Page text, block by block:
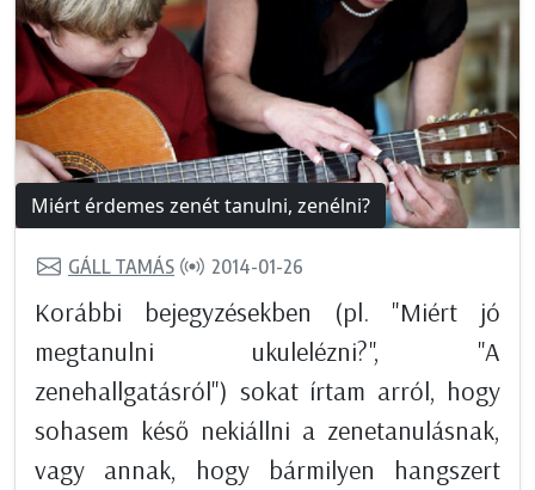
Miért érdemes zenét tanulni, zenélni?
GÁLL TAMÁS 2014-01-26
Korábbi bejegyzésekben (pl. "Miért jó
megtanulni ukulelézni?", "A
zenehallgatásról") sokat írtam arról, hogy
sohasem késő nekiállni a zenetanulásnak,
vagy annak, hogy bármilyen hangszert